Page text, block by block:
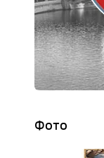
Фото